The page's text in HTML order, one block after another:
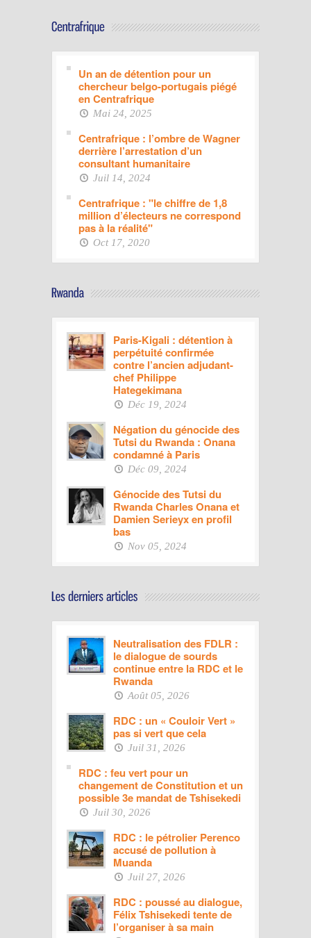
Un an de détention pour un
chercheur belgo-portugais piégé
en Centrafrique
Mai 24, 2025
Centrafrique : l’ombre de Wagner
derrière l’arrestation d’un
consultant humanitaire
Juil 14, 2024
Centrafrique : "le chiffre de 1,8
million d’électeurs ne correspond
pas à la réalité"
Oct 17, 2020
Paris-Kigali : détention à
perpétuité confirmée
contre l’ancien adjudant-
chef Philippe
Hategekimana
Déc 19, 2024
Négation du génocide des
Tutsi du Rwanda : Onana
condamné à Paris
Déc 09, 2024
Génocide des Tutsi du
Rwanda Charles Onana et
Damien Serieyx en profil
bas
Nov 05, 2024
Neutralisation des FDLR :
le dialogue de sourds
continue entre la RDC et le
Rwanda
Août 05, 2026
RDC : un « Couloir Vert »
pas si vert que cela
Juil 31, 2026
RDC : feu vert pour un
changement de Constitution et un
possible 3e mandat de Tshisekedi
Juil 30, 2026
RDC : le pétrolier Perenco
accusé de pollution à
Muanda
Juil 27, 2026
RDC : poussé au dialogue,
Félix Tshisekedi tente de
l’organiser à sa main